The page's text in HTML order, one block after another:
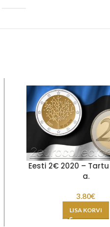
Eesti 2€ 2020 –
a.
3.80€
LISA KORVI